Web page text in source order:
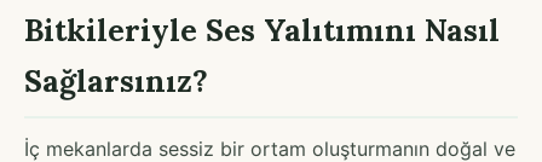
Bitkileriyle Ses Yalıtımını Nasıl
Sağlarsınız?
İç mekanlarda sessiz bir ortam oluşturmanın doğal ve